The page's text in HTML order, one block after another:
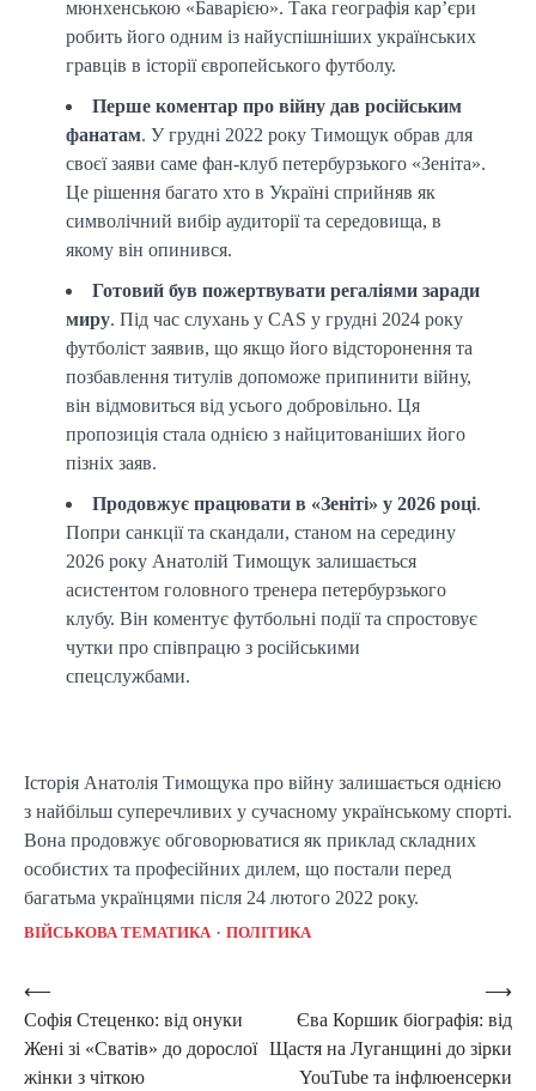
мюнхенською «Баварією». Така географія кар’єри
робить його одним із найуспішніших українських
гравців в історії європейського футболу.
Перше коментар про війну дав російським
фанатам. У грудні 2022 року Тимощук обрав для
своєї заяви саме фан-клуб петербурзького «Зеніта».
Це рішення багато хто в Україні сприйняв як
символічний вибір аудиторії та середовища, в
якому він опинився.
Готовий був пожертвувати регаліями заради
миру. Під час слухань у CAS у грудні 2024 року
футболіст заявив, що якщо його відсторонення та
позбавлення титулів допоможе припинити війну,
він відмовиться від усього добровільно. Ця
пропозиція стала однією з найцитованіших його
пізніх заяв.
Продовжує працювати в «Зеніті» у 2026 році.
Попри санкції та скандали, станом на середину
2026 року Анатолій Тимощук залишається
асистентом головного тренера петербурзького
клубу. Він коментує футбольні події та спростовує
чутки про співпрацю з російськими
спецслужбами.
Історія Анатолія Тимощука про війну залишається однією
з найбільш суперечливих у сучасному українському спорті.
Вона продовжує обговорюватися як приклад складних
особистих та професійних дилем, що постали перед
багатьма українцями після 24 лютого 2022 року.
ВІЙСЬКОВА ТЕМАТИКА ПОЛІТИКА
Post
navigation
⟵
Софія Стеценко: від онуки
Жені зі «Сватів» до дорослої
жінки з чіткою
Єва Коршик біографія: від
Щастя на Луганщині до зірки
YouTube та інфлюенсерки
⟶